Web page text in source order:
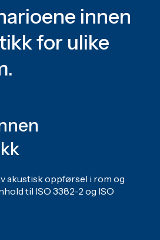
innen
for ulike
akustisk oppførsel i rom og
til ISO 3382-2 og ISO